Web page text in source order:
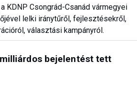
KDNP Csongrád-Csanád vármegyei
lelki iránytűről, fejlesztésekről,
választási kampányról.
bejelentést tett